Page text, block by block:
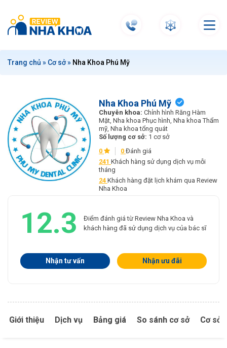
t
Trang chủ » Cơ sở» Nha Khoa Phú Mỹ
Nha Khoa Phú Mỹ
Chuyên khoa: Chỉnh hình Răng Hàm
Mặt, Nha khoa Phục hình, Nha khoa Thẩm
mỹ, Nha khoa tổng quát
Số lượng cơ sở: 1 cơ sở
0
0 Đánh giá
241 Khách hàng sử dụng dịch vụ mỗi
tháng
24 Khách hàng đặt lịch khám qua Review
Nha Khoa
12.3
Điểm đánh giá từ Review Nha Khoa và
khách hàng đã sử dụng dịch vụ của bác sĩ
Nhận tư vấn Nhận ưu đãi
Giới thiệu Dịch vụ Bảng giá So sánh cơ sở Cơ sở